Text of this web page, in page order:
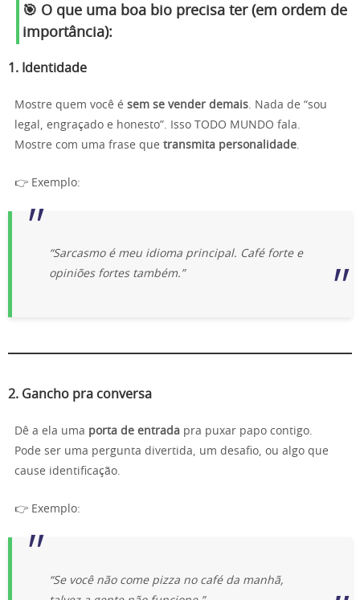
🎯 O que uma boa bio precisa ter (em ordem de
importância):
1. Identidade
Mostre quem você é sem se vender demais . Nada de “sou
legal, engraçado e honesto”. Isso TODO MUNDO fala.
Mostre com uma frase que transmita personalidade
👉 Exemplo:
“Sarcasmo é meu idioma principal. Café forte e
opiniões fortes também.”
2. Gancho pra conversa
Dê a ela uma porta de entrada pra puxar papo contigo.
Pode ser uma pergunta divertida, um desafio, ou algo que
cause identificação.
👉 Exemplo:
“Se você não come pizza no café da manhã,